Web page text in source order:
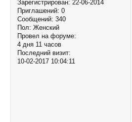
Зарегистрирован: 22-06-2014
Приглашений: 0
Сообщений: 340
Пол: Женский
Провел на форуме:
4 дня 11 часов
Последний визит:
10-02-2017 10:04:11